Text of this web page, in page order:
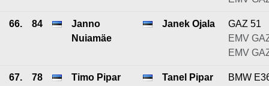
66. 84
Janno
Nuiamäe
Janek Ojala
GAZ 51
EMV
EMV
67. 78 Timo Pipar Tanel Pipar
BMW